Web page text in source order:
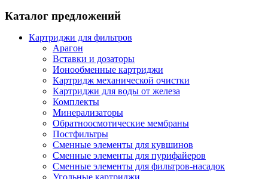
Каталог предложений
Картриджи для фильтров
Арагон
Вставки и дозаторы
Ионообменные картриджи
Картридж механической очистки
Картриджи для воды от железа
Комплекты
Минерализаторы
Обратноосмотические мембраны
Постфильтры
Сменные элементы для кувшинов
Сменные элементы для пурифайеров
Сменные элементы для фильтров-насадок
Угольные картриджи